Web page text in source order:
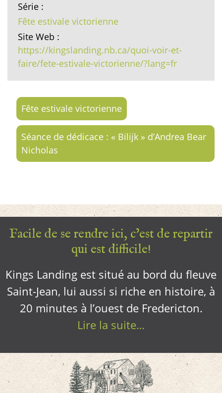
Série :
Fête estivale victorienne
Site Web :
https://kingslanding.nb.ca/quoi-voir-et-
faire/fete-estivale-victorienne/?lang=fr
Fête estivale victorienne
Séance de dédicace : « Bilijk » d’Andrea Bear
Nicholas
Facile de se rendre ici, c’est de repartir
qui est difficile!
Kings Landing est situé au bord du fleuve
Saint-Jean, lui aussi si riche en histoire, à
20 minutes à l’ouest de Fredericton.
Lire la suite…